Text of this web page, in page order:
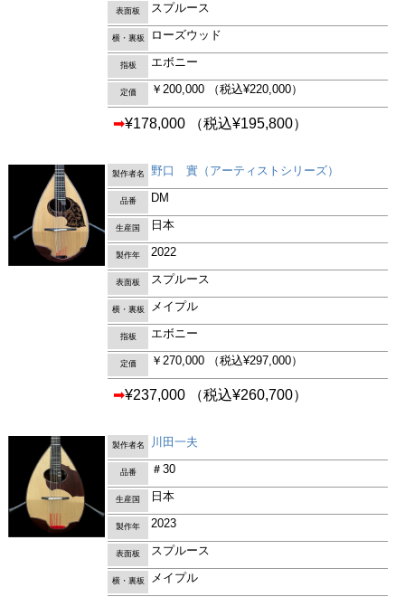
表面板 スプルース
横・裏板 ローズウッド
指板 エボニー
定価 ￥200,000 （税込¥220,000）
➡¥178,000 （税込¥195,800）
製作者名 野口 實（アーティストシリーズ）
品番 DM
生産国 日本
製作年 2022
表面板 スプルース
横・裏板 メイプル
指板 エボニー
定価 ￥270,000 （税込¥297,000）
➡¥237,000 （税込¥260,700）
製作者名 川田一夫
品番 ＃30
生産国 日本
製作年 2023
表面板 スプルース
横・裏板 メイプル